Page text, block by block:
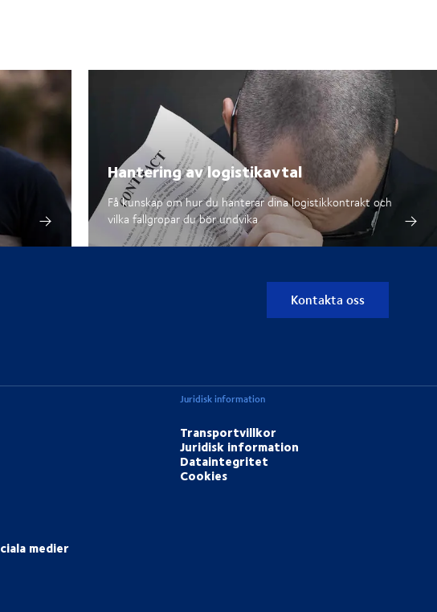
Hantering av logistikavtal
Få kunskap om hur du hanterar dina logistikkontrakt och
vilka fallgropar du bör undvika
Kontakta oss
medier
Juridisk information
Transportvillkor
Juridisk information
Dataintegritet
Cookies